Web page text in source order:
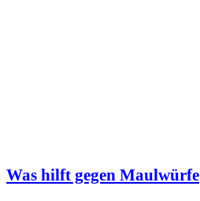
Was hilft gegen Maulwürfe